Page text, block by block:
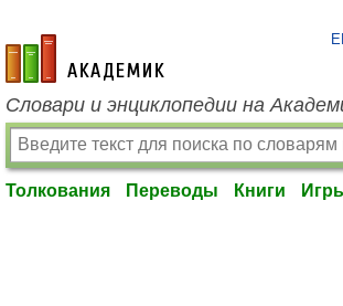
academic.ru
Словари и энциклопедии на
Толкования Переводы Книги